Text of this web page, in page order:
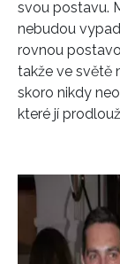
REDAKCE
svou postavu.
nebudou
rovnou
takže ve světě
skoro nikdy
které jí